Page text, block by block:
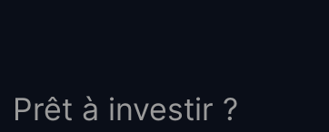
Prêt à investir ?